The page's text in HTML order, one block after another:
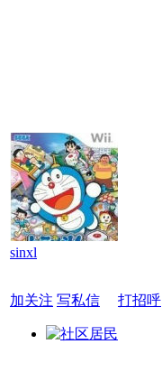
sinxl
加关注 写私信 打招呼